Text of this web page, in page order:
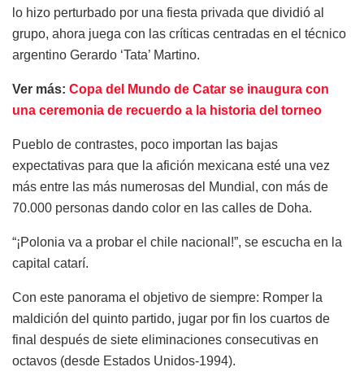
lo hizo perturbado por una fiesta privada que dividió al
grupo, ahora juega con las críticas centradas en el técnico
argentino Gerardo ‘Tata’ Martino.
Ver más: Copa del Mundo de Catar se inaugura con
una ceremonia de recuerdo a la historia del torneo
Pueblo de contrastes, poco importan las bajas
expectativas para que la afición mexicana esté una vez
más entre las más numerosas del Mundial, con más de
70.000 personas dando color en las calles de Doha.
“¡Polonia va a probar el chile nacional!”, se escucha en la
capital catarí.
Con este panorama el objetivo de siempre: Romper la
maldición del quinto partido, jugar por fin los cuartos de
final después de siete eliminaciones consecutivas en
octavos (desde Estados Unidos-1994).